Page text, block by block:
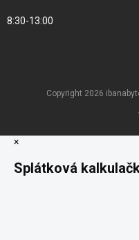
8:30-13:00
Copyright 2026
×
Splátková